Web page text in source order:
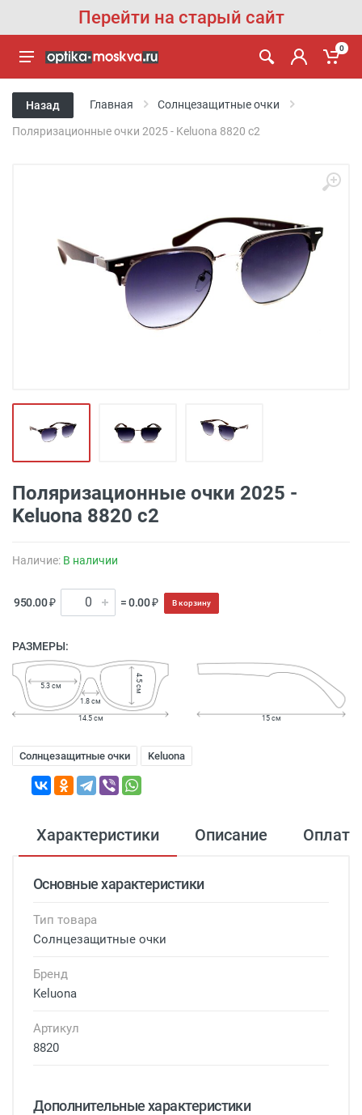
Перейти на старый сайт
0
Назад Главная Солнцезащитные очки
Поляризационные очки 2025 - Keluona 8820 с2
Поляризационные очки 2025 -
Keluona 8820 с2
Наличие: В наличии
950.00 ₽ = 0.00 ₽ В корзину
РАЗМЕРЫ:
1.8 см
5.3 см 4.5 см
14.5 см 15 см
Солнцезащитные очки Keluona
Характеристики Описание Оплата
Основные характеристики
Тип товара
Солнцезащитные очки
Бренд
Keluona
Артикул
8820
Дополнительные характеристики